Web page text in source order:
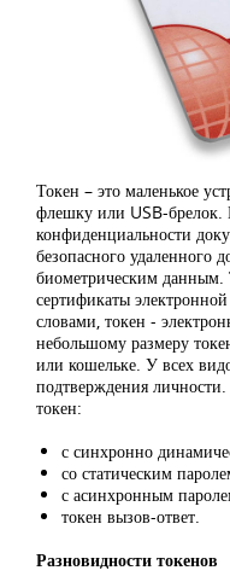
Токен – это маленькое
флешку или USB-брелок.
конфиденциальности
безопасного удаленного
биометрическим данным.
сертификаты
словами, токен -
небольшому размеру
или кошельке. У всех
подтверждения
токен:
с синхронно
со статическим
с асинхронным
токен вызов-ответ.
Разновидности токенов